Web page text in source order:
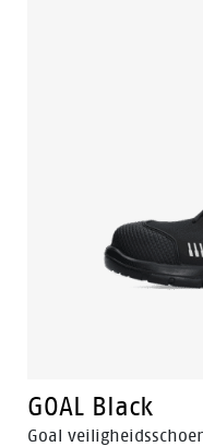
GOAL Black
Goal